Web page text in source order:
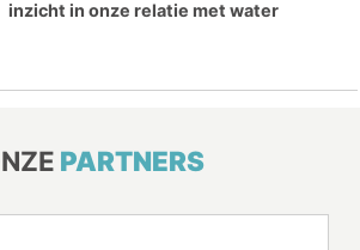
inzicht in onze relatie met water
PARTNERS